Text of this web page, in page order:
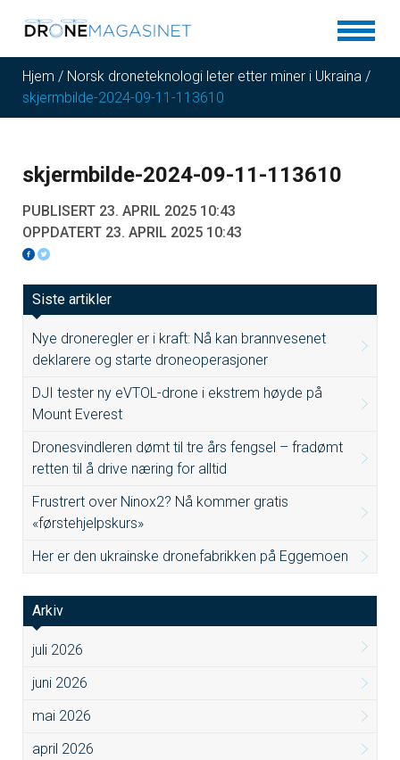
Hjem / Norsk droneteknologi leter etter miner i Ukraina /
skjermbilde-2024-09-11-113610
skjermbilde-2024-09-11-113610
PUBLISERT 23. APRIL 2025 10:43
OPPDATERT 23. APRIL 2025 10:43
Siste artikler
Nye droneregler er i kraft: Nå kan brannvesenet
deklarere og starte droneoperasjoner
DJI tester ny eVTOL-drone i ekstrem høyde på
Mount Everest
Dronesvindleren dømt til tre års fengsel – fradømt
retten til å drive næring for alltid
Frustrert over Ninox2? Nå kommer gratis
«førstehjelpskurs»
Her er den ukrainske dronefabrikken på Eggemoen
Arkiv
juli 2026
juni 2026
mai 2026
april 2026